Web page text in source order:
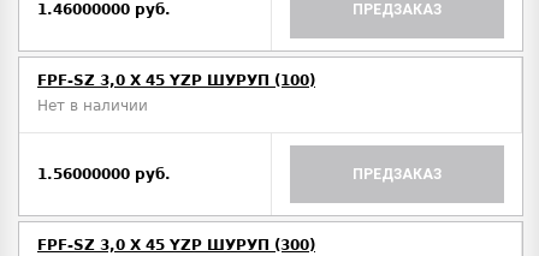
1.46000000 руб. ПРЕДЗАКАЗ
FPF-SZ 3,0 X 45 YZP ШУРУП (100)
Нет в наличии
1.56000000 руб. ПРЕДЗАКАЗ
FPF-SZ 3,0 X 45 YZP ШУРУП (300)